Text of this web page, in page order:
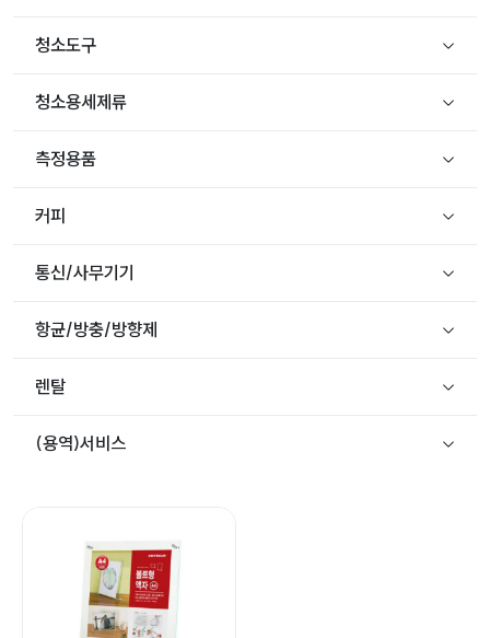
청소도구
청소용세제류
측정용품
커피
통신/사무기기
항균/방충/방향제
렌탈
(용역)서비스